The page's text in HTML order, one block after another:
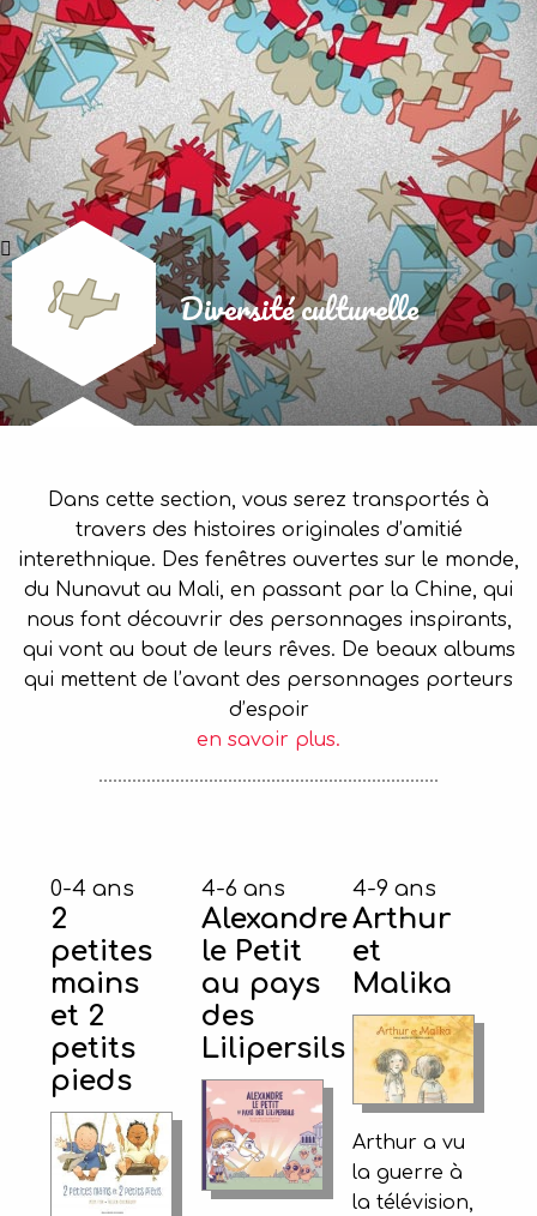
Diversité culturelle
Dans cette section, vous serez transportés à
travers des histoires originales d’amitié
interethnique. Des fenêtres ouvertes sur le monde,
du Nunavut au Mali, en passant par la Chine, qui
nous font découvrir des personnages inspirants,
qui vont au bout de leurs rêves. De beaux albums
qui mettent de l’avant des personnages porteurs
d’espoir
en savoir plus.
0-4 ans
2
petites
mains
et 2
petits
pieds
4-6 ans
Alexandre
le Petit
au pays
des
Lilipersils
4-9 ans
Arthur
et
Malika
Arthur a vu
la guerre à
la télévision,